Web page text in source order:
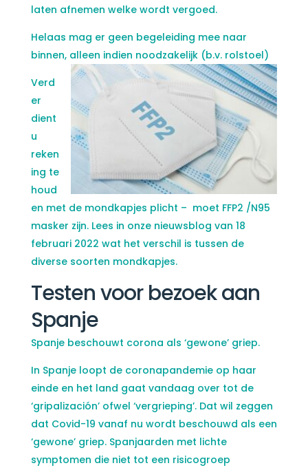
laten afnemen welke wordt vergoed.
Helaas mag er geen begeleiding mee naar
binnen, alleen indien noodzakelijk (b.v. rolstoel)
Verd
er
dient
u
reken
ing te
houd
en met de mondkapjes plicht – moet FFP2 /N95
masker zijn. Lees in onze nieuwsblog van 18
februari 2022 wat het verschil is tussen de
diverse soorten mondkapjes.
Testen voor bezoek aan
Spanje
Spanje beschouwt corona als ‘gewone’ griep.
In Spanje loopt de coronapandemie op haar
einde en het land gaat vandaag over tot de
‘gripalización’ ofwel ‘vergrieping’. Dat wil zeggen
dat Covid-19 vanaf nu wordt beschouwd als een
‘gewone’ griep. Spanjaarden met lichte
symptomen die niet tot een risicogroep